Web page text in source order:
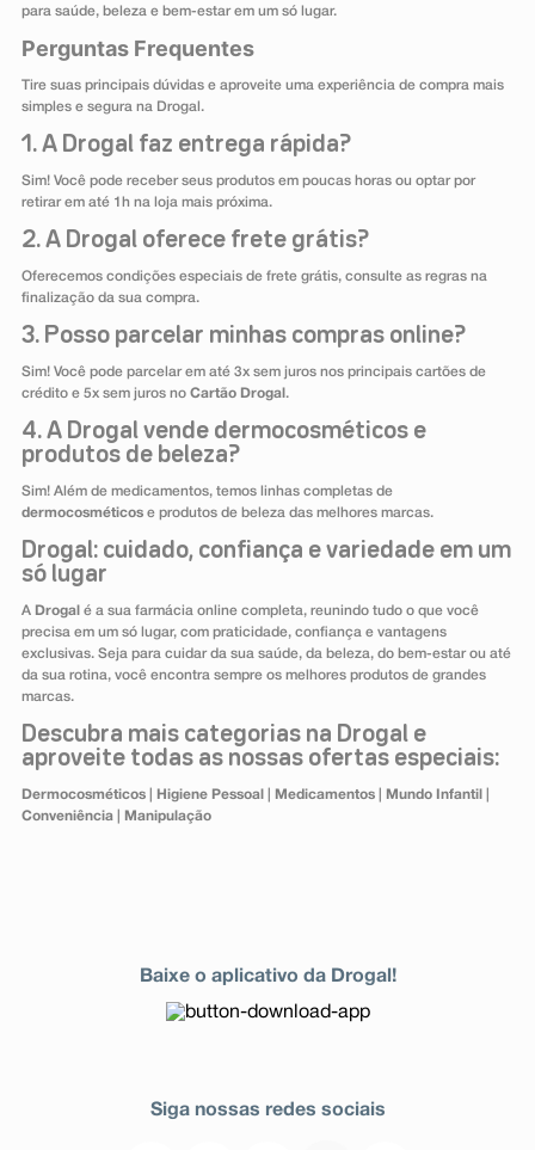
para saúde, beleza e bem-estar em um só lugar.
Perguntas Frequentes
Tire suas principais dúvidas e aproveite uma experiência de compra mais
simples e segura na Drogal.
1. A Drogal faz entrega rápida?
Sim! Você pode receber seus produtos em poucas horas ou optar por
retirar em até 1h na loja mais próxima.
2. A Drogal oferece frete grátis?
Oferecemos condições especiais de frete grátis, consulte as regras na
finalização da sua compra.
3. Posso parcelar minhas compras online?
Sim! Você pode parcelar em até 3x sem juros nos principais cartões de
crédito e 5x sem juros no Cartão Drogal .
4. A Drogal vende dermocosméticos e
produtos de beleza?
Sim! Além de medicamentos, temos linhas completas de
dermocosméticose produtos de beleza das melhores marcas.
Drogal: cuidado, confiança e variedade em um
só lugar
A Drogal é a sua farmácia online completa, reunindo tudo o que você
precisa em um só lugar, com praticidade, confiança e vantagens
exclusivas. Seja para cuidar da sua saúde, da beleza, do bem-estar ou até
da sua rotina, você encontra sempre os melhores produtos de grandes
marcas.
Descubra mais categorias na Drogal e
aproveite todas as nossas ofertas especiais:
Dermocosméticos| Higiene Pessoal Medicamentos| Mundo Infantil
Conveniência| Manipulação
Baixe o aplicativo da Drogal!
Siga nossas redes sociais